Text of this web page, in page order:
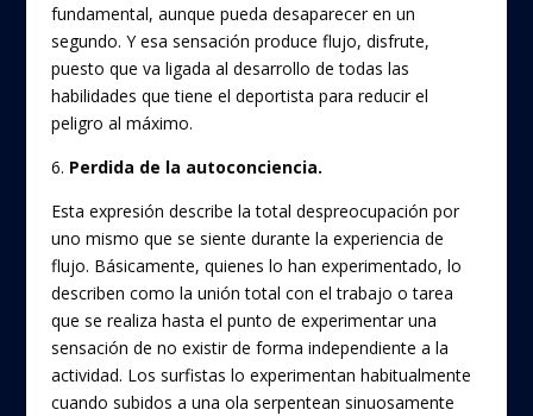
fundamental, aunque pueda desaparecer en un
segundo. Y esa sensación produce flujo, disfrute,
puesto que va ligada al desarrollo de todas las
habilidades que tiene el deportista para reducir el
peligro al máximo.
6. Perdida de la autoconciencia.
Esta expresión describe la total despreocupación por
uno mismo que se siente durante la experiencia de
flujo. Básicamente, quienes lo han experimentado, lo
describen como la unión total con el trabajo o tarea
que se realiza hasta el punto de experimentar una
sensación de no existir de forma independiente a la
actividad. Los surfistas lo experimentan habitualmente
cuando subidos a una ola serpentean sinuosamente